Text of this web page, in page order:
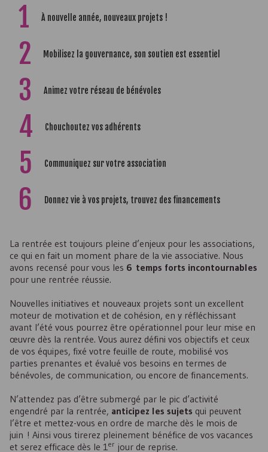
1 À nouvelle année, nouveaux projets !
2 Mobilisez la gouvernance, son soutien est essentiel
3 Animez votre réseau de bénévoles
4 Chouchoutez vos adhérents
5 Communiquez sur votre association
6 Donnez vie à vos projets, trouvez des financements
La rentrée est toujours pleine d’enjeux pour les associations,
ce qui en fait un moment phare de la vie associative. Nous
avons recensé pour vous les 6 temps forts incontournables
pour une rentrée réussie.
Nouvelles initiatives et nouveaux projets sont un excellent
moteur de motivation et de cohésion, en y réfléchissant
avant l’été vous pourrez être opérationnel pour leur mise en
œuvre dès la rentrée. Vous aurez défini vos objectifs et ceux
de vos équipes, fixé votre feuille de route, mobilisé vos
parties prenantes et évalué vos besoins en termes de
bénévoles, de communication, ou encore de financements.
N’attendez pas d’être submergé par le pic d’activité
engendré par la rentrée, anticipez les sujets qui peuvent
l’être et mettez-vous en ordre de marche dès le mois de
juin ! Ainsi vous tirerez pleinement bénéfice de vos vacances
et serez efficace dès le 1er jour de reprise.